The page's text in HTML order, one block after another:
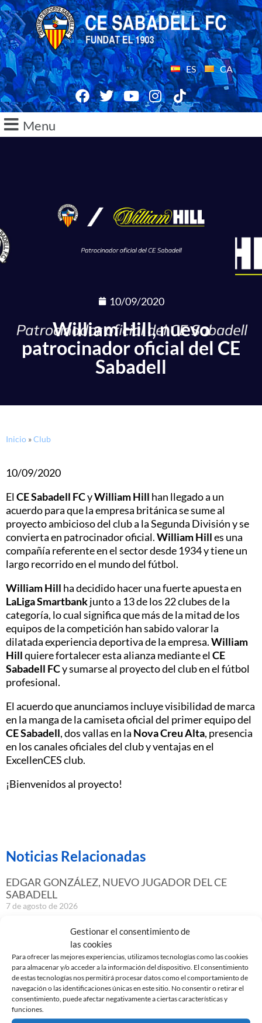
Gestionar el consentimiento de
las cookies
Para ofrecer las mejores experiencias, utilizamos tecnologías como las cookies
para almacenar y/o acceder a la información del dispositivo. El consentimiento
de estas tecnologías nos permitirá procesar datos como el comportamiento de
navegación o las identificaciones únicas en este sitio. No consentir o retirar el
consentimiento, puede afectar negativamente a ciertas características y
funciones.
ES CA
Menu
10/09/2020
William Hill, nuevo
patrocinador oficial del CE
Sabadell
Inicio »Club
10/09/2020
ElCE Sabadell FCyWilliam Hill han llegado a un
acuerdo para que la empresa británica se sume al
proyecto ambicioso del club a la Segunda División y se
convierta en patrocinador oficial.William Hilles una
compañía referente en el sector desde 1934 y tiene un
largo recorrido en el mundo del fútbol.
William Hill ha decidido hacer una fuerte apuesta en
LaLiga Smartbankjunto a 13 de los 22 clubes de la
categoría, lo cual significa que más de la mitad de los
equipos de la competición han sabido valorar la
dilatada experiencia deportiva de la empresa.William
Hillquiere fortalecer esta alianza mediante elCE
Sabadell FCy sumarse al proyecto del club en el fútbol
profesional.
El acuerdo que anunciamos incluye visibilidad de marca
en la manga de la camiseta oficial del primer equipo del
CE Sabadell, dos vallas en la Nova Creu Alta, presencia
en los canales oficiales del club y ventajas en el
ExcellenCES club.
¡Bienvenidos al proyecto!
Noticias Relacionadas
EDGAR GONZÁLEZ, NUEVO JUGADOR DEL CE
SABADELL
7 de agosto de 2026
GASTÓN VALLES, NUEVO JUGADOR DEL CE
SABADELL
30 de julio de 2026
Leer más »